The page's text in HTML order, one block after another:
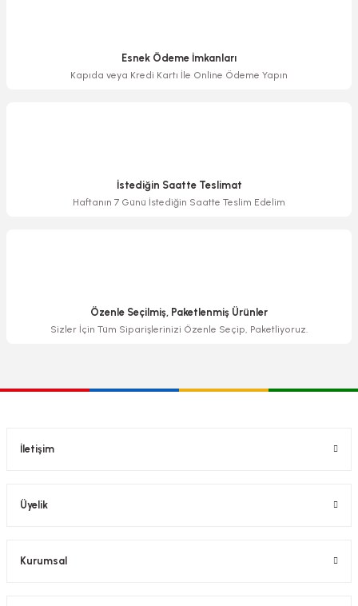
Esnek Ödeme İmkanları
Kapıda veya Kredi Kartı İle Online Ödeme Yapın
İstediğin Saatte Teslimat
Haftanın 7 Günü İstediğin Saatte Teslim Edelim
Özenle Seçilmiş, Paketlenmiş Ürünler
Sizler İçin Tüm Siparişlerinizi Özenle Seçip, Paketliyoruz.
İletişim
Üyelik
Kurumsal